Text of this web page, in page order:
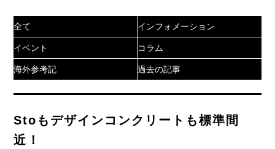
全て インフォメーション
イベント コラム
海外参考記 過去の記事
Stoもデザインコンクリートも標準間
近！